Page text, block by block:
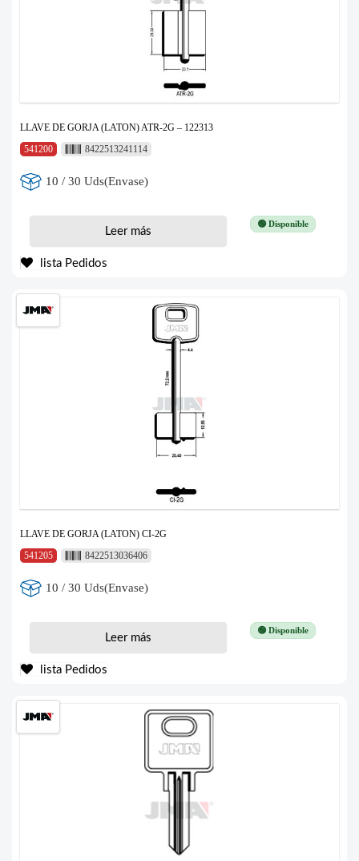
LLAVE DE GORJA (LATON) ATR-2G – 122313
541200
8422513241114
10 / 30 Uds(Envase)
🟢 Disponible
Leer más
lista Pedidos
LLAVE DE GORJA (LATON) CI-2G
541205
8422513036406
10 / 30 Uds(Envase)
🟢 Disponible
Leer más
lista Pedidos